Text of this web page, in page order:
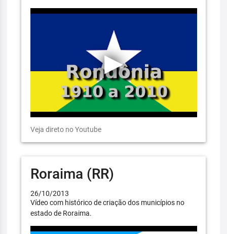
Veja direto no Youtube
Roraima (RR)
26/10/2013
Vídeo com histórico de criação dos municípios no
estado de Roraima.